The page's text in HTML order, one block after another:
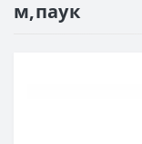
м,паук